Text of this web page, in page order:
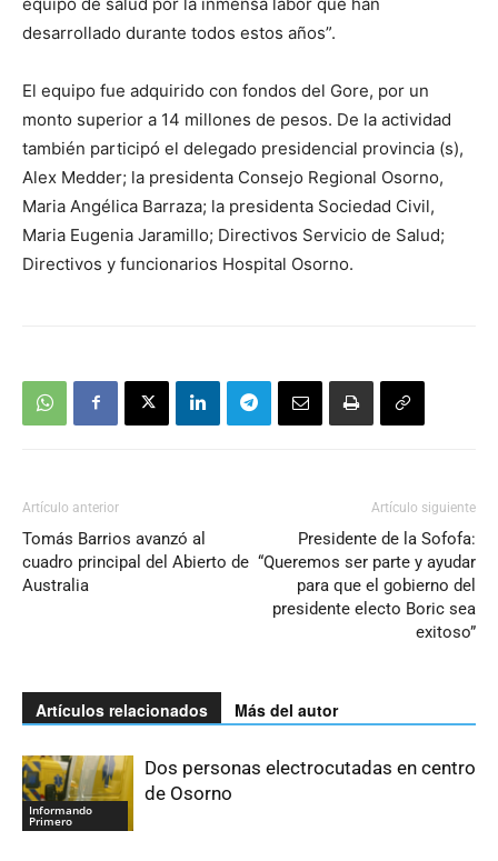
desarrollado durante todos estos años”.
El equipo fue adquirido con fondos del Gore, por un
monto superior a 14 millones de pesos. De la actividad
también participó el delegado presidencial provincia (s),
Alex Medder; la presidenta Consejo Regional Osorno,
Maria Angélica Barraza; la presidenta Sociedad Civil,
Maria Eugenia Jaramillo; Directivos Servicio de Salud;
Directivos y funcionarios Hospital Osorno.
Artículo anterior
Tomás Barrios avanzó al
cuadro principal del Abierto de
Australia
Artículo siguiente
Presidente de la Sofofa:
“Queremos ser parte y ayudar
para que el gobierno del
presidente electo Boric sea
exitoso”
Artículos relacionados Más del autor
Informando
Primero
Dos personas electrocutadas en centro
de Osorno